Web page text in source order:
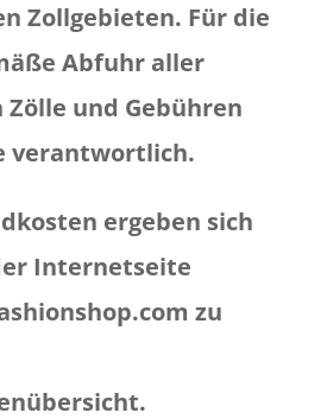
Zollgebieten. Für die
Abfuhr aller
und Gebühren
verantwortlich.
ergeben sich
Internetseite
zu